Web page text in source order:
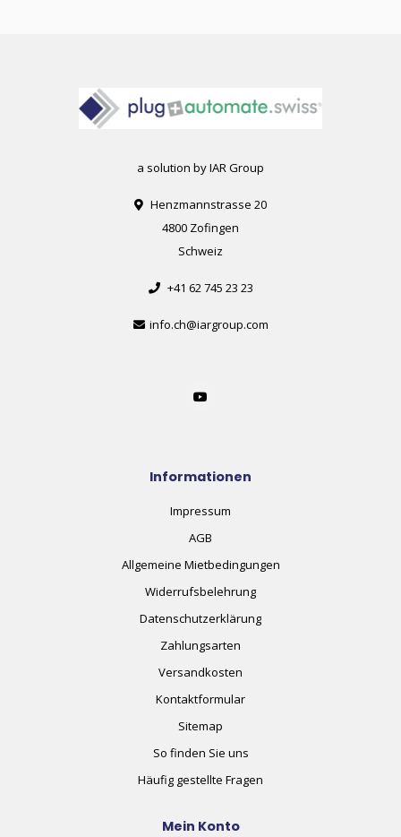
a solution by IAR Group
Henzmannstrasse 20
4800 Zofingen
Schweiz
+41 62 745 23 23
info.ch@iargroup.com
Informationen
Impressum
AGB
Allgemeine Mietbedingungen
Widerrufsbelehrung
Datenschutzerklärung
Zahlungsarten
Versandkosten
Kontaktformular
Sitemap
So finden Sie uns
Häufig gestellte Fragen
Mein Konto